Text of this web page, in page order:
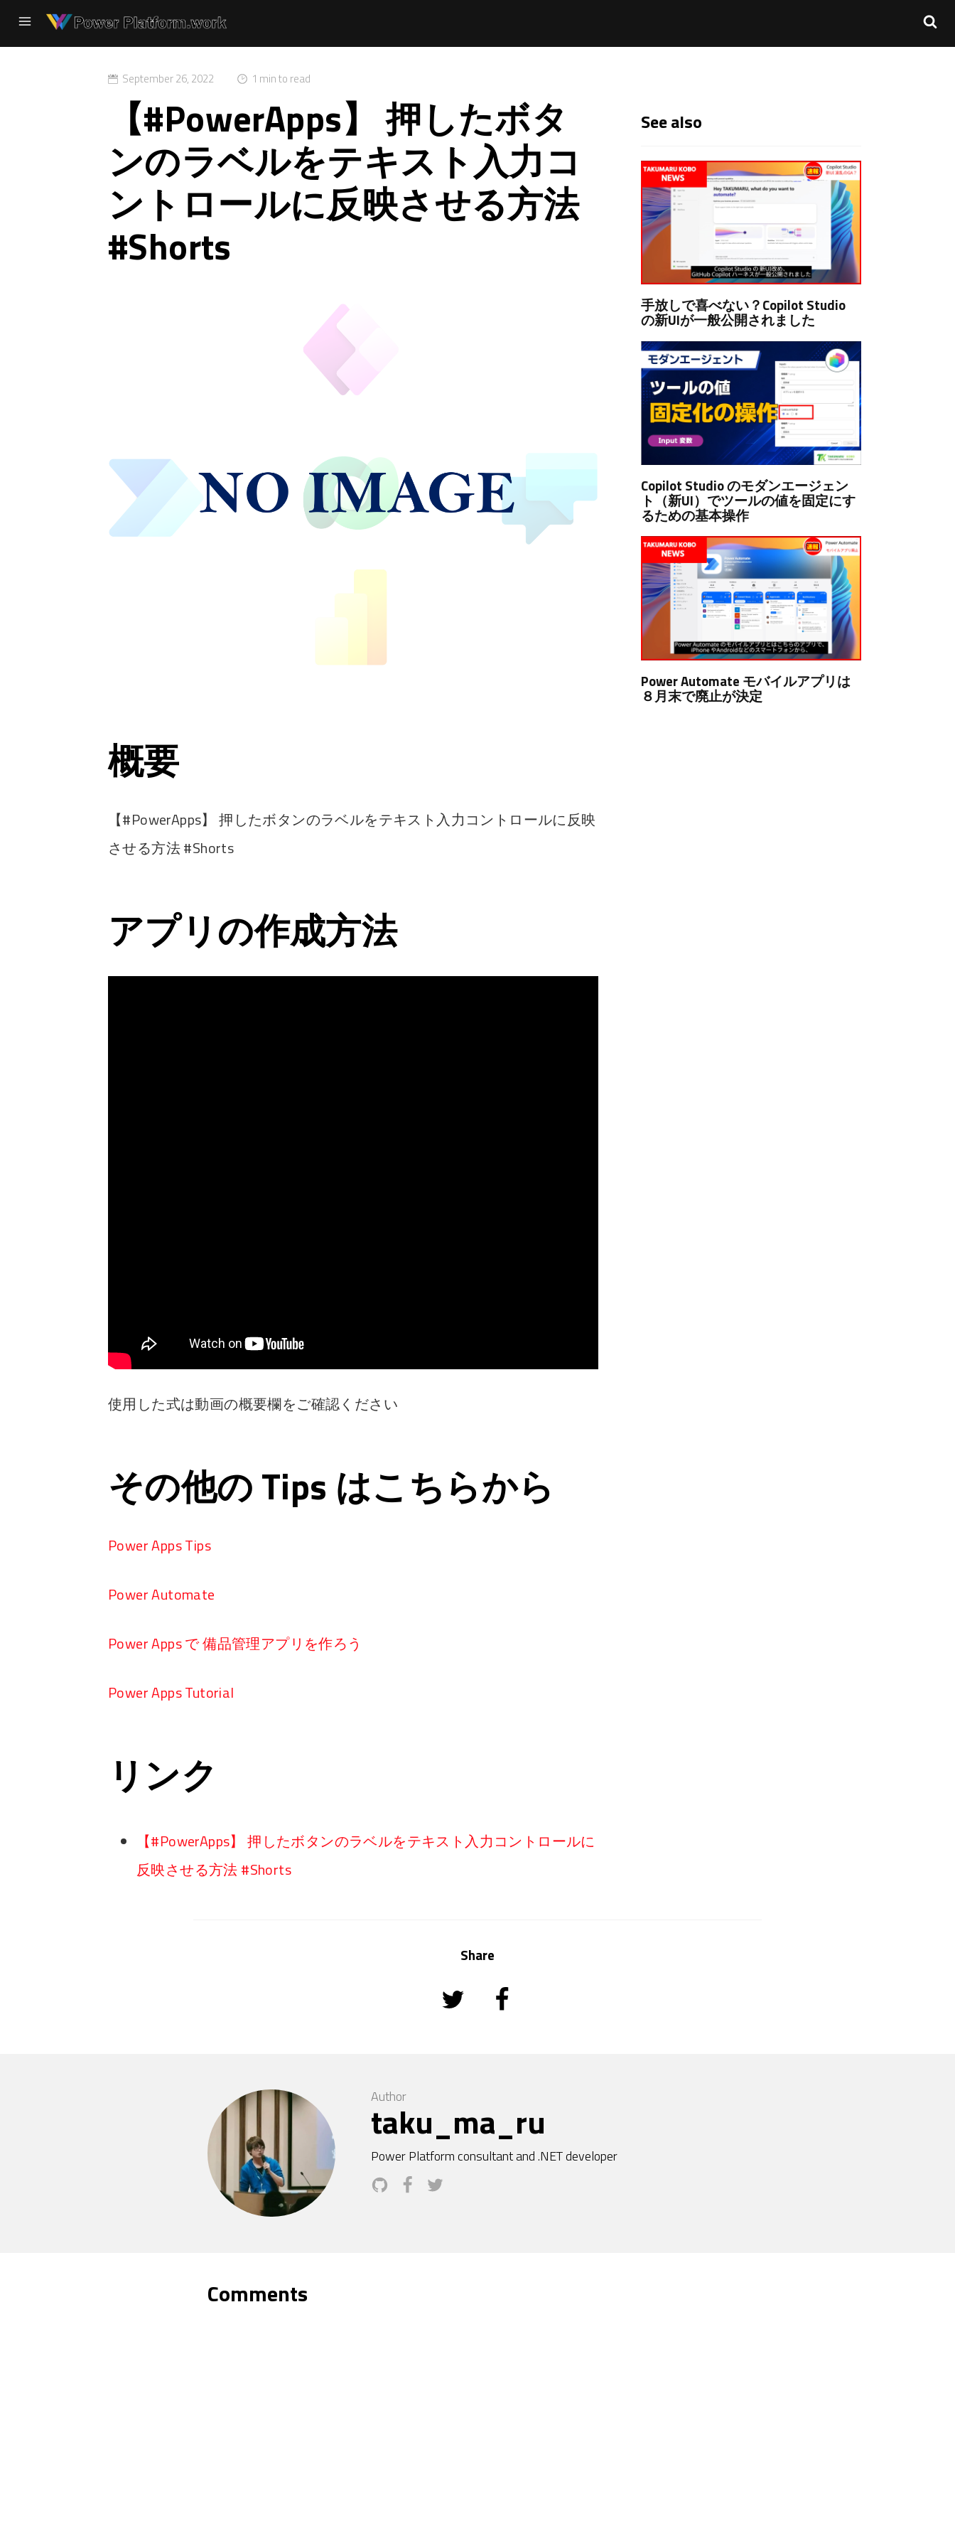
September 26, 2022 1 min to read
【#PowerApps】 押したボタ
ンのラベルをテキスト入力コ
ントロールに反映させる方法
#Shorts
概要
【#PowerApps】 押したボタンのラベルをテキスト入力コントロールに反映
させる方法 #Shorts
アプリの作成方法
使用した式は動画の概要欄をご確認ください
その他の Tips はこちらから
Power Apps Tips
Power Automate
Power Apps で 備品管理アプリを作ろう
Power Apps Tutorial
リンク
【#PowerApps】 押したボタンのラベルをテキスト入力コントロールに
反映させる方法 #Shorts
See also
手放しで喜べない？Copilot Studio
の新UIが一般公開されました
Copilot Studio のモダンエージェン
ト（新UI）でツールの値を固定にす
るための基本操作
Power Automate モバイルアプリは
８月末で廃止が決定
Share
Author
taku_ma_ru
Power Platform consultant and .NET developer
Comments